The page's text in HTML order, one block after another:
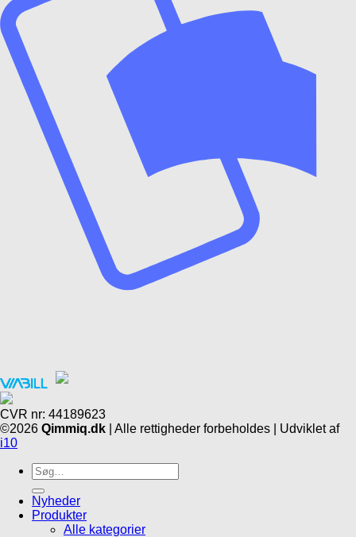
CVR nr: 44189623
©2026 Qimmiq.dk | Alle rettigheder forbeholdes | Udviklet af
i10
Søg
efter:
Nyheder
Produkter
Alle kategorier